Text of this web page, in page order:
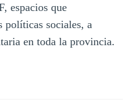
espacios que
políticas sociales, a
en toda la provincia.